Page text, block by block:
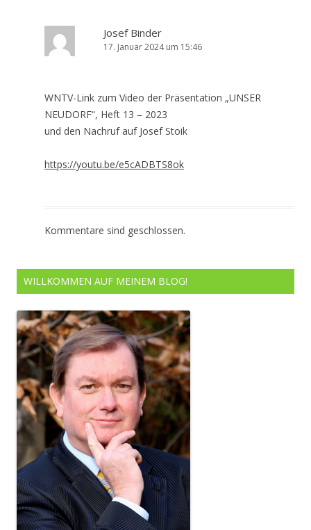
Josef Binder
17. Januar 2024 um 15:46
WNTV-Link zum Video der Präsentation „UNSER
NEUDORF“, Heft 13 – 2023
und den Nachruf auf Josef Stoik
https://youtu.be/e5cADBTS8ok
Kommentare sind geschlossen.
WILLKOMMEN AUF MEINEM BLOG!